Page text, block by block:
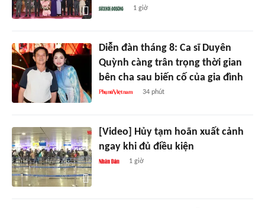
1 giờ
Diễn đàn tháng 8: Ca sĩ Duyên
Quỳnh càng trân trọng thời gian
bên cha sau biến cố của gia đình
34 phút
[Video] Hủy tạm hoãn xuất cảnh
ngay khi đủ điều kiện
1 giờ